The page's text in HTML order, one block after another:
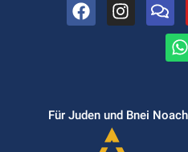
Für Juden und Bnei Noach